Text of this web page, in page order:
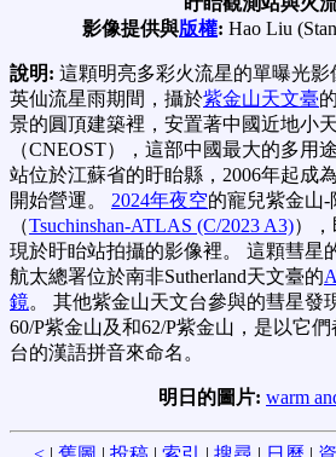
影像提供與版權: Hao Liu
說明: 這顆明亮多彩火流星的單曝光影
英仙流星雨期間，攝於紫金山天文臺
景的圓頂建築裡，安置著中國近地小
（CNEOST），這部中國最大的多用
站位於江蘇省的盱眙縣，2006年起成
開始營運。 2024年夜空的寵兒紫金山-
（Tsuchinshan-ATLAS (C/2023 A3)）
現於盱眙站拍攝的影像裡。 這顆彗星
航太總署位於南非Sutherland天文臺的
鏡。 其他紫金山天文台參與的彗星發
60/P紫金山及和62/P紫金山，是以它
台的漢語拼音來命名。
明日的圖片: warm